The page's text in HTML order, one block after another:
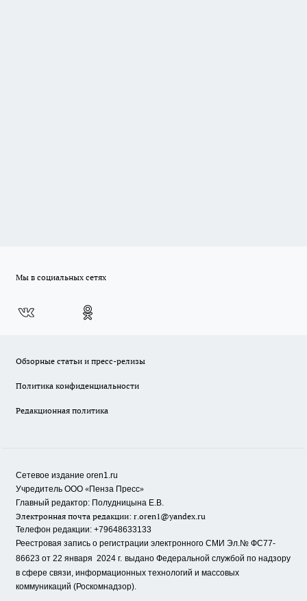
Мы в социальных сетях
Обзорные статьи и пресс-релизы
Политика конфиденциальности
Редакционная политика
Сетевое издание oren1.ru
Учредитель ООО «Пенза Пресс»
Главный редактор: Полудницына Е.В.
Электронная почта редакции: r.oren1@yandex.ru
Телефон редакции: +79648633133
Реестровая запись о регистрации электронного СМИ Эл.№ ФС77-
86623 от 22 января 2024 г. выдано Федеральной службой по надзору
в сфере связи, информационных технологий и массовых
коммуникаций (Роскомнадзор).